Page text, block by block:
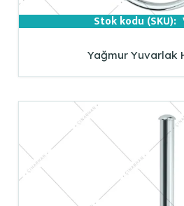
Stok kodu (SKU):
Yağmur Yuvarlak